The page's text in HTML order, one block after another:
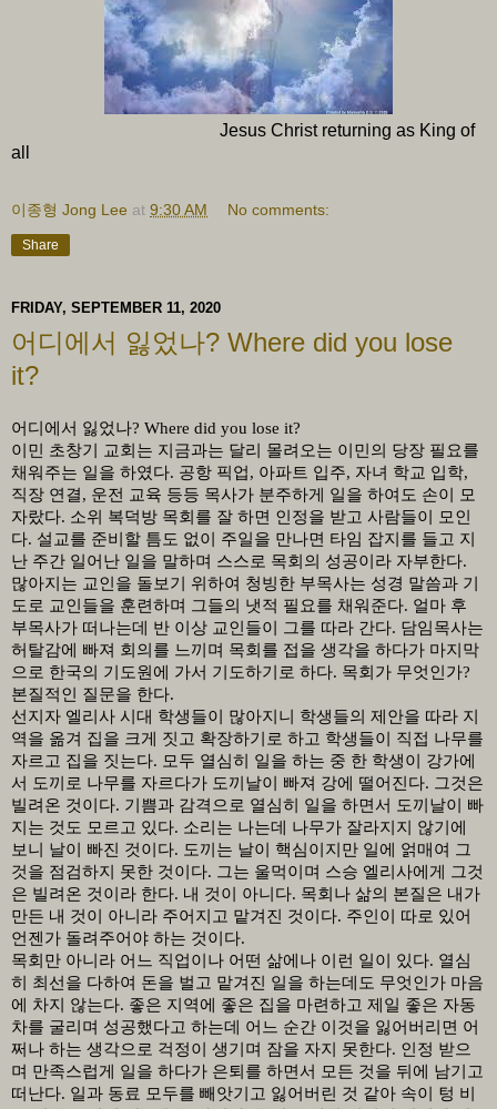
Jesus Christ returning as King of
all
이종형 Jong Lee at 9:30 AM No comments:
Share
FRIDAY, SEPTEMBER 11, 2020
어디에서 잃었나? Where did you lose
it?
어디에서 잃었나? Where did you lose it?
이민 초창기 교회는 지금과는 달리 몰려오는 이민의 당장 필요를
채워주는 일을 하였다. 공항 픽업, 아파트 입주, 자녀 학교 입학,
직장 연결, 운전 교육 등등 목사가 분주하게 일을 하여도 손이 모
자랐다. 소위 복덕방 목회를 잘 하면 인정을 받고 사람들이 모인
다. 설교를 준비할 틈도 없이 주일을 만나면 타임 잡지를 들고 지
난 주간 일어난 일을 말하며 스스로 목회의 성공이라 자부한다.
많아지는 교인을 돌보기 위하여 청빙한 부목사는 성경 말씀과 기
도로 교인들을 훈련하며 그들의 냇적 필요를 채워준다. 얼마 후
부목사가 떠나는데 반 이상 교인들이 그를 따라 간다. 담임목사는
허탈감에 빠져 회의를 느끼며 목회를 접을 생각을 하다가 마지막
으로 한국의 기도원에 가서 기도하기로 하다. 목회가 무엇인가?
본질적인 질문을 한다.
선지자 엘리사 시대 학생들이 많아지니 학생들의 제안을 따라 지
역을 옮겨 집을 크게 짓고 확장하기로 하고 학생들이 직접 나무를
자르고 집을 짓는다. 모두 열심히 일을 하는 중 한 학생이 강가에
서 도끼로 나무를 자르다가 도끼날이 빠져 강에 떨어진다. 그것은
빌려온 것이다. 기쁨과 감격으로 열심히 일을 하면서 도끼날이 빠
지는 것도 모르고 있다. 소리는 나는데 나무가 잘라지지 않기에
보니 날이 빠진 것이다. 도끼는 날이 핵심이지만 일에 얽매여 그
것을 점검하지 못한 것이다. 그는 울먹이며 스승 엘리사에게 그것
은 빌려온 것이라 한다. 내 것이 아니다. 목회나 삶의 본질은 내가
만든 내 것이 아니라 주어지고 맡겨진 것이다. 주인이 따로 있어
언젠가 돌려주어야 하는 것이다.
목회만 아니라 어느 직업이나 어떤 삶에나 이런 일이 있다. 열심
히 최선을 다하여 돈을 벌고 맡겨진 일을 하는데도 무엇인가 마음
에 차지 않는다. 좋은 지역에 좋은 집을 마련하고 제일 좋은 자동
차를 굴리며 성공했다고 하는데 어느 순간 이것을 잃어버리면 어
쩌나 하는 생각으로 걱정이 생기며 잠을 자지 못한다. 인정 받으
며 만족스럽게 일을 하다가 은퇴를 하면서 모든 것을 뒤에 남기고
떠난다. 일과 동료 모두를 빼앗기고 잃어버린 것 같아 속이 텅 비